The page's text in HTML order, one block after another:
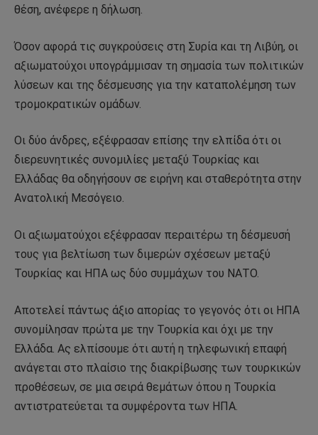
θέση, ανέφερε η δήλωση.
Όσον αφορά τις συγκρούσεις στη Συρία και τη Λιβύη, οι
αξιωματούχοι υπογράμμισαν τη σημασία των πολιτικών
λύσεων και της δέσμευσης για την καταπολέμηση των
τρομοκρατικών ομάδων.
Οι δύο άνδρες, εξέφρασαν επίσης την ελπίδα ότι οι
διερευνητικές συνομιλίες μεταξύ Τουρκίας και
Ελλάδας θα οδηγήσουν σε ειρήνη και σταθερότητα στην
Ανατολική Μεσόγειο.
Οι αξιωματούχοι εξέφρασαν περαιτέρω τη δέσμευσή
τους για βελτίωση των διμερών σχέσεων μεταξύ
Τουρκίας και ΗΠΑ ως δύο συμμάχων του ΝΑΤΟ.
Αποτελεί πάντως άξιο απορίας το γεγονός ότι οι ΗΠΑ
συνομίλησαν πρώτα με την Τουρκία και όχι με την
Ελλάδα. Ας ελπίσουμε ότι αυτή η τηλεφωνική επαφή
ανάγεται στο πλαίσιο της διακρίβωσης των τουρκικών
προθέσεων, σε μια σειρά θεμάτων όπου η Τουρκία
αντιστρατεύεται τα συμφέροντα των ΗΠΑ.